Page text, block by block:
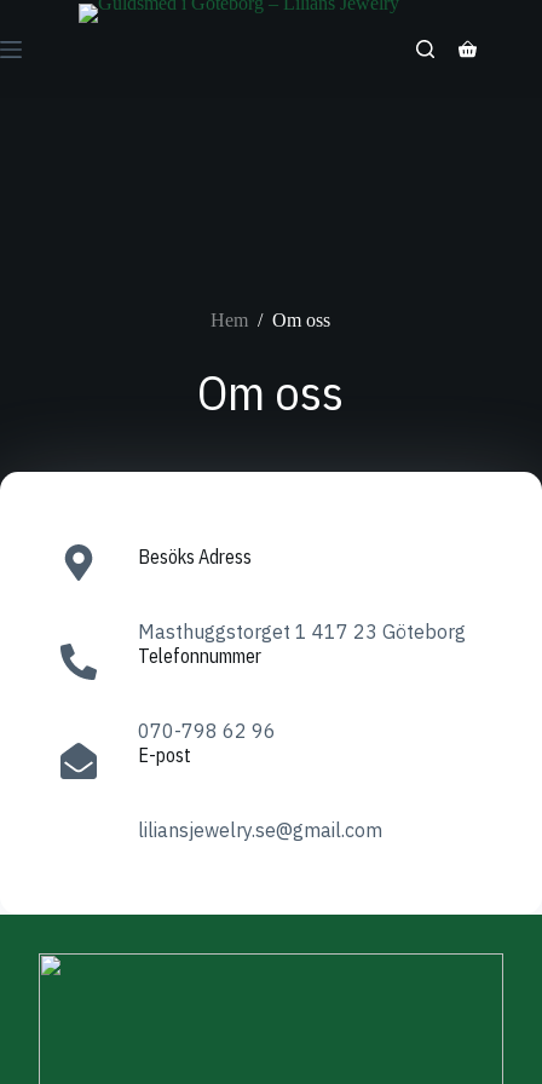
innehåll
Varukorg
Hem / Om oss
Om oss
Besöks Adress​
Masthuggstorget 1 417 23 Göteborg
Telefonnummer
070-798 62 96
E-post
liliansjewelry.se@gmail.com